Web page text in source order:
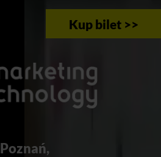
Kup bilet >>
Poznań,